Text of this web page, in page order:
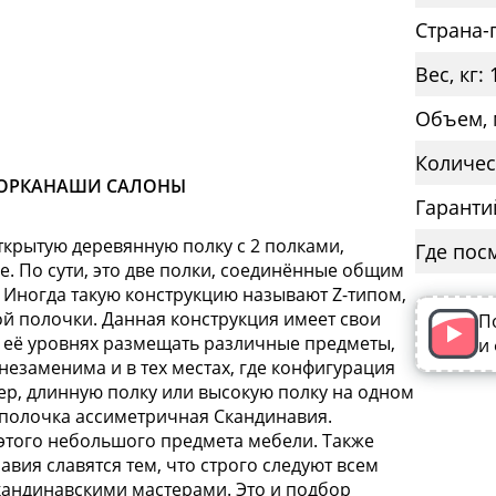
НАШИ САЛОНЫ
деревянную полку с 2 полками,
По сути, это две полки, соединённые общим
такую конструкцию называют Z-типом,
полочки. Данная конструкция имеет свои
уровнях размещать различные предметы,
и в тех местах, где конфигурация
длинную полку или высокую полку на одном
ассиметричная Скандинавия.
небольшого предмета мебели. Также
славятся тем, что строго следуют всем
мастерами. Это и подбор
Вес, кг:
Объем,
Где
и